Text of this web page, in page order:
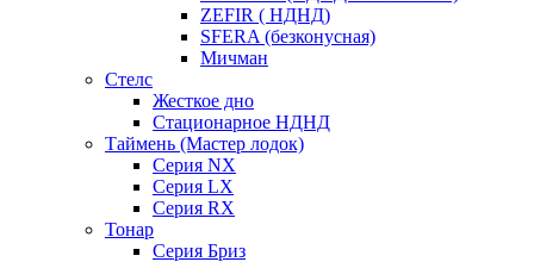
ZEFIR ( НДНД)
SFERA (безконусная)
Мичман
Стелс
Жесткое дно
Стационарное НДНД
Таймень (Мастер лодок)
Серия NX
Серия LX
Серия RX
Тонар
Серия Бриз